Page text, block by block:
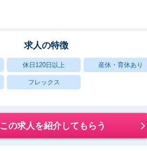
求人の特徴
休日120日以上 産休・育休あり
フレックス
この求人を紹介してもらう